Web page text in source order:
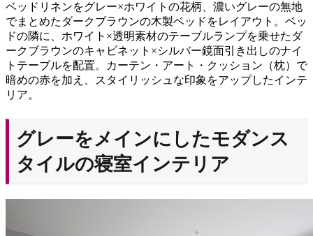
ベッドリネンをグレー×ホワイトの花柄、濃いグレーの無地
でまとめたダークブラウンの木製ベッドをレイアウト。ベッ
ドの隣に、ホワイト×透明素材のテーブルランプを乗せたダ
ークブラウンのキャビネット×シルバー鏡面引き出しのナイ
トテーブルを配置。カーテン・アート・クッション（枕）で
暗めの赤を加え、スタイリッシュな印象をアップしたインテ
リア。
グレーをメインにしたモダンス
タイルの寝室インテリア